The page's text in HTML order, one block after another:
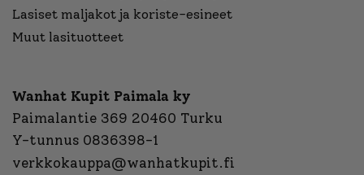
Lasiset maljakot ja koriste-esineet
Muut lasituotteet
Wanhat Kupit Paimala ky
Paimalantie 369 20460 Turku
Y-tunnus 0836398-1
verkkokauppa@wanhatkupit.fi